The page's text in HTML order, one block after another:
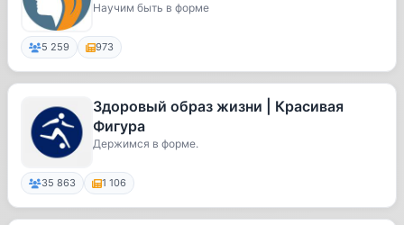
Научим быть в форме
5 259 973
Здоровый образ жизни | Красивая
Фигура
Держимся в форме.
35 863 1 106